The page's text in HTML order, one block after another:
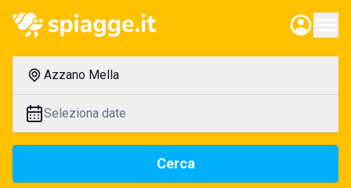
Azzano Mella
Seleziona date
Cerca